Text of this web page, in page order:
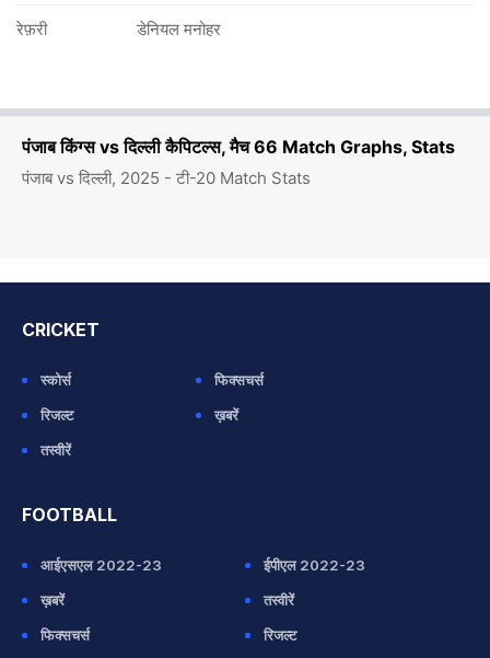
पंजाब किंग्स vs दिल्ली कैपिटल्स, मैच 66 Match Graphs, Stats
पंजाब vs दिल्ली, 2025 - टी-20 Match Stats
रेफ़री डेनियल मनोहर
CRICKET
स्कोर्स
फिक्सचर्स
रिजल्ट
ख़बरें
तस्वीरें
FOOTBALL
आईएसएल 2022-23
ईपीएल 2022-23
ख़बरें
तस्वीरें
फिक्सचर्स
रिजल्ट